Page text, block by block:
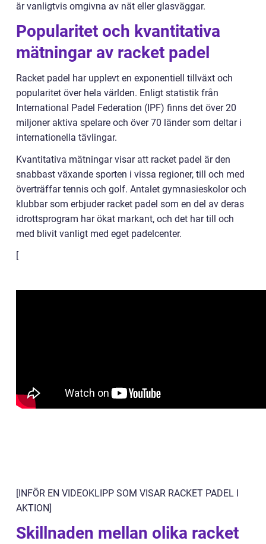
är vanligtvis omgivna av nät eller glasväggar.
Popularitet och kvantitativa
mätningar av racket padel
Racket padel har upplevt en exponentiell tillväxt och
popularitet över hela världen. Enligt statistik från
International Padel Federation (IPF) finns det över 20
miljoner aktiva spelare och över 70 länder som deltar i
internationella tävlingar.
Kvantitativa mätningar visar att racket padel är den
snabbast växande sporten i vissa regioner, till och med
överträffar tennis och golf. Antalet gymnasieskolor och
klubbar som erbjuder racket padel som en del av deras
idrottsprogram har ökat markant, och det har till och
med blivit vanligt med eget padelcenter.
[
[INFÖR EN VIDEOKLIPP SOM VISAR RACKET PADEL I
AKTION]
Skillnaden mellan olika racket